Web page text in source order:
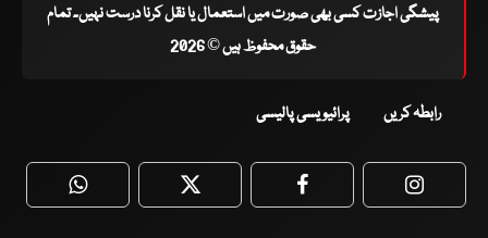
پیشگی اجازت کسی بھی صورت میں استعمال یا نقل کرنا درست نہیں۔ تمام
حقوق محفوظ ہیں © 2026
رابطہ کریں پرائیویسی پالیسی
WhatsApp Twitter Facebook